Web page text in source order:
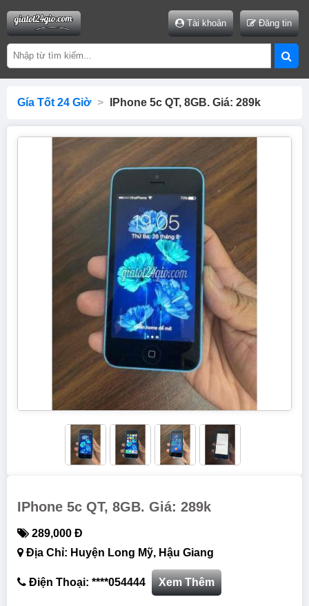
Tài khoản Đăng tin
Gía Tốt 24 Giờ > IPhone 5c QT, 8GB. Giá: 289k
IPhone 5c QT, 8GB. Giá: 289k
289,000 Đ
Địa Chỉ: Huyện Long Mỹ, Hậu Giang
Điện Thoại: ****054444 Xem Thêm